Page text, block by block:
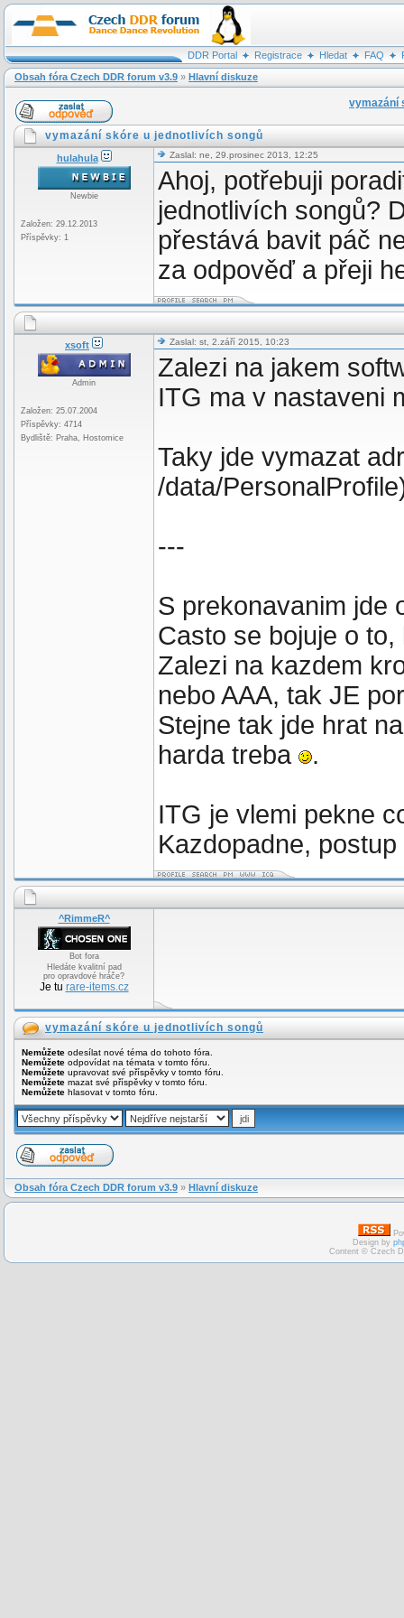
DDR Portal Registrace Hledat FAQ
Obsah fóra Czech DDR forum v3.9 » Hlavní diskuze
vymazání
vymazání skóre u jednotlivích songů
hulahula
Newbie
Založen: 29.12.2013
Příspěvky: 1
Zaslal: ne, 29.prosinec 2013, 12:25
Ahoj, potřebuji
jednotlivích songů?
přestává bavit páč
za odpověď a přeji
xsoft
Admin
Založen: 25.07.2004
Příspěvky: 4714
Bydliště: Praha, Hostomice
Zaslal: st, 2.září 2015, 10:23
Zalezi na jakem
ITG ma v nastaveni
Taky jde vymazat
/data/
---
S prekonavanim jde
Casto se bojuje o
Zalezi na kazdem
nebo AAA, tak JE
Stejne tak jde hrat
harda treba
.
ITG je vlemi pekne
Kazdopadne,
^RimmeR^
Bot fora
Hledáte kvalitní pad
pro opravdové hráče?
Je tu rare-items.cz
vymazání skóre u jednotlivích songů
Nemůžete odesílat nové téma do tohoto fóra.
Nemůžete odpovídat na témata v tomto fóru.
Nemůžete upravovat své příspěvky v tomto fóru.
Nemůžete mazat své příspěvky v tomto fóru.
Nemůžete hlasovat v tomto fóru.
Obsah fóra Czech DDR forum v3.9 » Hlavní diskuze
Design by
Content © Czech